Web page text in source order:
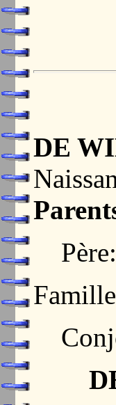
DE
Père: